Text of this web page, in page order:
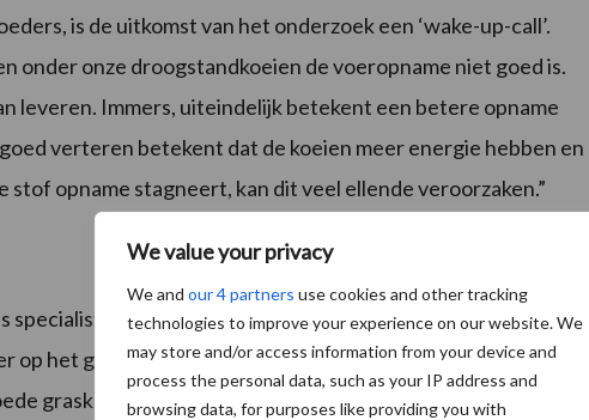
We value your privacy
We and our 4 partners use cookies and other tracking
technologies to improve your experience on our website. We
may store and/or access information from your device and
process the personal data, such as your IP address and
browsing data, for purposes like providing you with
is de uitkomst van het onderzoek een ‘wake-up-call’.
onder onze droogstandkoeien de voeropname niet goed is.
leveren. Immers, uiteindelijk betekent een betere opname
verteren betekent dat de koeien meer energie hebben en
stof opname stagneert, kan dit veel ellende veroorzaken.”
specialist rundveehouderij bij Victoria Mengvoeders. Aan de
op het gros van de bedrijven veel stro gevoerd wordt. Koeien
graskuil gemengd met stro. Het rantsoen blijkt te rijk en